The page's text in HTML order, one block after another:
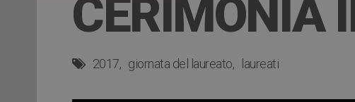
CERIMONIA
2017 giornata del laureato laureati